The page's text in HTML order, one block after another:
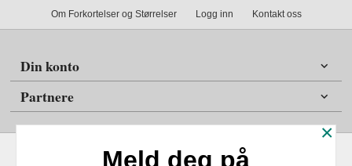
Om Forkortelser og Størrelser Logg inn Kontakt oss
Din konto
Partnere
×
Meld deg på